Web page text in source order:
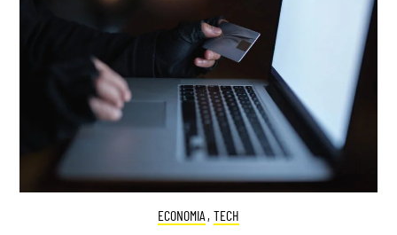
ECONOMIA , TECH